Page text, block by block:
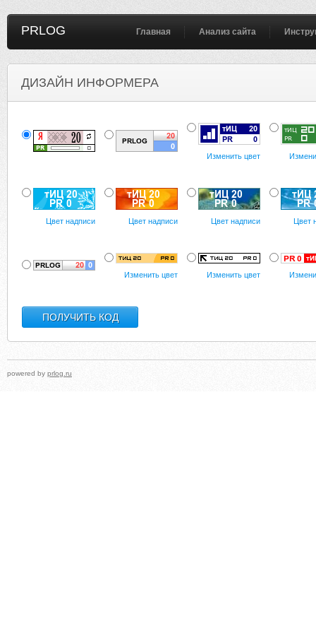
PRLOG Главная Анализ сайта
ДИЗАЙН ИНФОРМЕРА
Изменить цвет
Цвет надписи Цвет надписи Цвет надписи Цвет
Изменить цвет Изменить цвет
powered by prlog.ru